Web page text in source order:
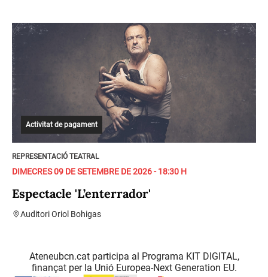
Activitat de pagament
REPRESENTACIÓ TEATRAL
DIMECRES 09 DE SETEMBRE DE 2026 - 18:30 H
Espectacle 'L’enterrador'
Auditori Oriol Bohigas
Ateneubcn.cat participa al Programa KIT DIGITAL,
finançat per la Unió Europea-Next Generation EU.